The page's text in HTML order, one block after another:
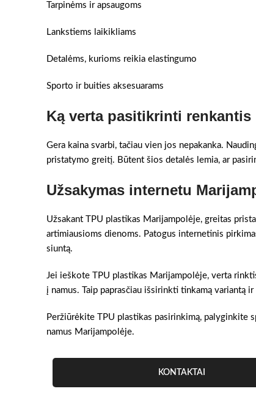
Tarpinėms ir apsaugoms
Lankstiems laikikliams
Detalėms, kurioms reikia elastingumo
Sporto ir buities aksesuarams
Ką verta pasitikrinti renkantis
Gera kaina svarbi, tačiau vien jos nepakanka.
pristatymo greitį. Būtent šios detalės lemia, ar
Užsakymas internetu
Užsakant TPU plastikas Marijampolėje, greitas
artimiausioms dienoms. Patogus internetinis
siuntą.
Jei ieškote TPU plastikas Marijampolėje, verta
į namus. Taip paprasčiau išsirinkti tinkamą variantą
Peržiūrėkite TPU plastikas pasirinkimą,
namus Marijampolėje.
KONTAKTAI